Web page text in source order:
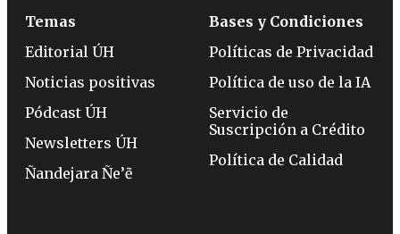
Temas
Editorial ÚH
Noticias positivas
Pódcast ÚH
Newsletters ÚH
Ñandejara Ñe’ẽ
Bases y Condiciones
Políticas de Privacidad
Política de uso de la IA
Servicio de
Suscripción a Crédito
Política de Calidad